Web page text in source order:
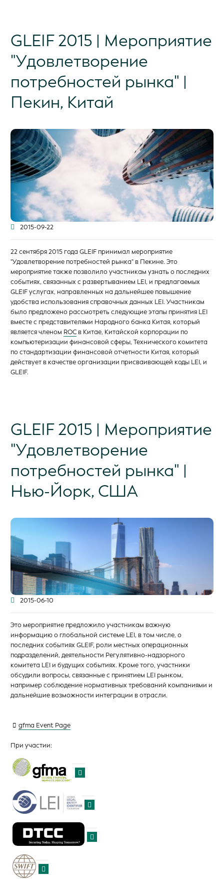
GLEIF 2015 | Мероприятие
"Удовлетворение
потребностей рынка" |
Пекин, Китай
2015-09-22
22 сентября 2015 года GLEIF принимал мероприятие
"Удовлетворение потребностей рынка" в Пекине. Это
мероприятие также позволило участникам узнать о последних
событиях, связанных с развертыванием LEI, и предлагаемых
GLEIF услугах, направленных на дальнейшее повышение
удобства использования справочных данных LEI. Участникам
было предложено рассмотреть следующие этапы принятия LEI
вместе с представителями Народного банка Китая, который
является членом ROC в Китае, Китайской корпорации по
компьютеризации финансовой сферы, Технического комитета
по стандартизации финансовой отчетности Китая, который
действует в качестве организации присваивающей коды LEI, и
GLEIF.
GLEIF 2015 | Мероприятие
"Удовлетворение
потребностей рынка" |
Нью-Йорк, США
2015-06-10
Это мероприятие предложило участникам важную
информацию о глобальной системе LEI, в том числе, о
последних событиях GLEIF, роли местных операционных
подразделений, деятельности Регулятивно-надзорного
комитета LEI и будущих событиях. Кроме того, участники
обсудили вопросы, связанные с принятием LEI рынком,
например соблюдение нормативных требований компаниями и
дальнейшие возможности интеграции в отрасли.
gfma Event Page
При участии: